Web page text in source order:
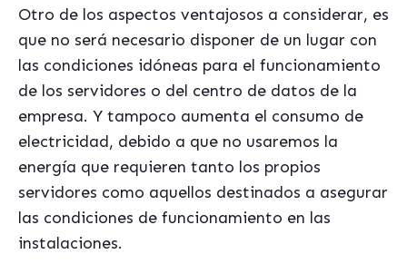
Otro de los aspectos ventajosos a considerar, es
que no será necesario disponer de un lugar con
las condiciones idóneas para el funcionamiento
de los servidores o del centro de datos de la
empresa. Y tampoco aumenta el consumo de
electricidad, debido a que no usaremos la
energía que requieren tanto los propios
servidores como aquellos destinados a asegurar
las condiciones de funcionamiento en las
instalaciones.